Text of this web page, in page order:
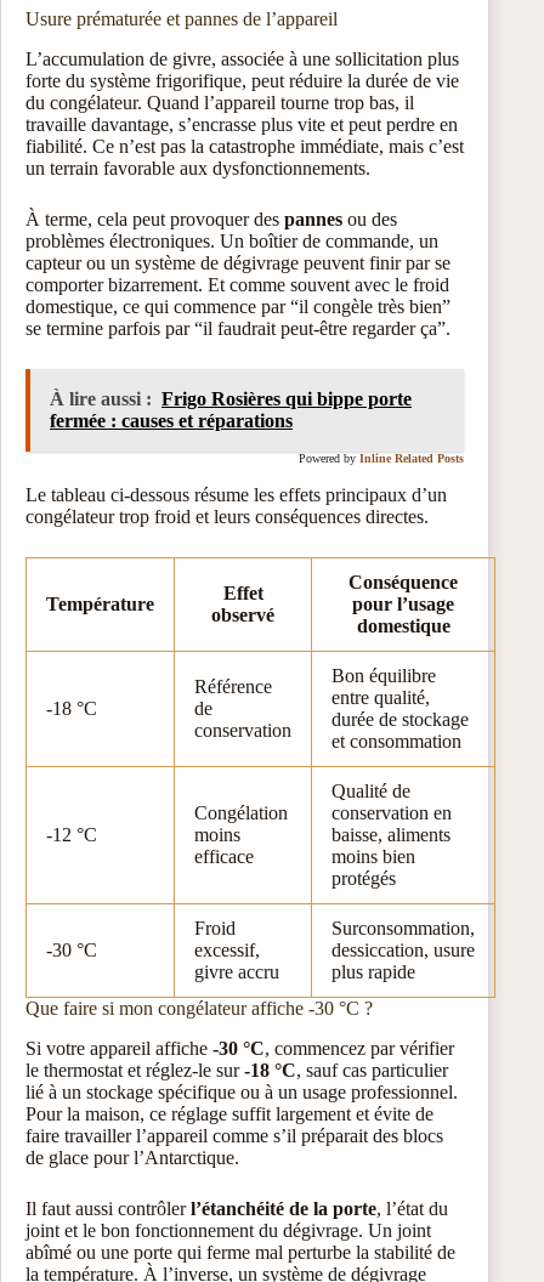
Usure prématurée et pannes de l’appareil
L’accumulation de givre, associée à une sollicitation plus
forte du système frigorifique, peut réduire la durée de vie
du congélateur. Quand l’appareil tourne trop bas, il
travaille davantage, s’encrasse plus vite et peut perdre en
fiabilité. Ce n’est pas la catastrophe immédiate, mais c’est
un terrain favorable aux dysfonctionnements.
À terme, cela peut provoquer des pannes ou des
problèmes électroniques. Un boîtier de commande, un
capteur ou un système de dégivrage peuvent finir par se
comporter bizarrement. Et comme souvent avec le froid
domestique, ce qui commence par “il congèle très bien”
se termine parfois par “il faudrait peut-être regarder ça”.
À lire aussi : Frigo Rosières qui bippe porte
fermée : causes et réparations
Powered by Inline Related Posts
Le tableau ci-dessous résume les effets principaux d’un
congélateur trop froid et leurs conséquences directes.
Température
Effet
observé
Conséquence
pour l’usage
domestique
-18 °C
Référence
de
conservation
Bon équilibre
entre qualité,
durée de stockage
et consommation
-12 °C
Congélation
moins
efficace
Qualité de
conservation en
baisse, aliments
moins bien
protégés
-30 °C
Froid
excessif,
givre accru
Surconsommation,
dessiccation, usure
plus rapide
Que faire si mon congélateur affiche -30 °C ?
Si votre appareil affiche -30 °C, commencez par vérifier
le thermostat et réglez-le sur-18 °C, sauf cas particulier
lié à un stockage spécifique ou à un usage professionnel.
Pour la maison, ce réglage suffit largement et évite de
faire travailler l’appareil comme s’il préparait des blocs
de glace pour l’Antarctique.
Il faut aussi contrôlerl’étanchéité de la porte, l’état du
joint et le bon fonctionnement du dégivrage. Un joint
abîmé ou une porte qui ferme mal perturbe la stabilité de
la température. À l’inverse, un système de dégivrage